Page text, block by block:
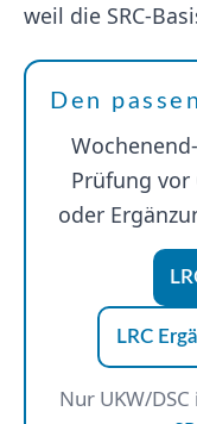
weil die SRC-
Den
Prüfung
oder
LRC
Nur UKW/